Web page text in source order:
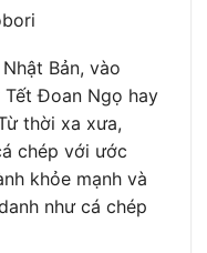
Bản, vào
Đoan Ngọ hay
thời xa xưa,
chép với ước
khỏe mạnh và
như cá chép